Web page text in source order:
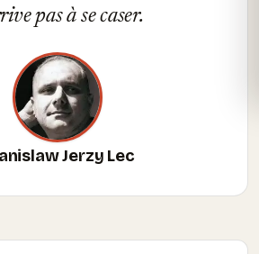
pas à se caser.
Jerzy Lec